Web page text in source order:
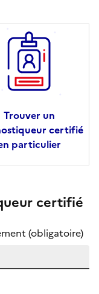
Trouver un
certifié
particulier
certifié
(obligatoire)